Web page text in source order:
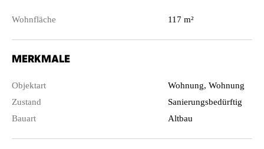
Wohnfläche 117 m²
MERKMALE
Objektart
Wohnung, Wohnung
Zustand
Sanierungsbedürftig
Bauart
Altbau